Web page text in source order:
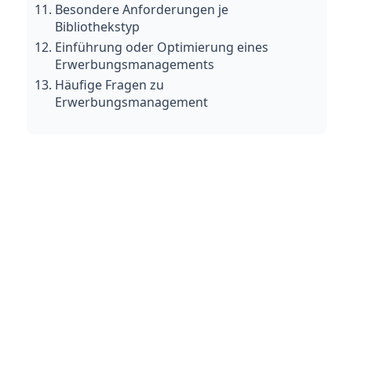
Besondere Anforderungen je
Bibliothekstyp
Einführung oder Optimierung eines
Erwerbungsmanagements
Häufige Fragen zu
Erwerbungsmanagement